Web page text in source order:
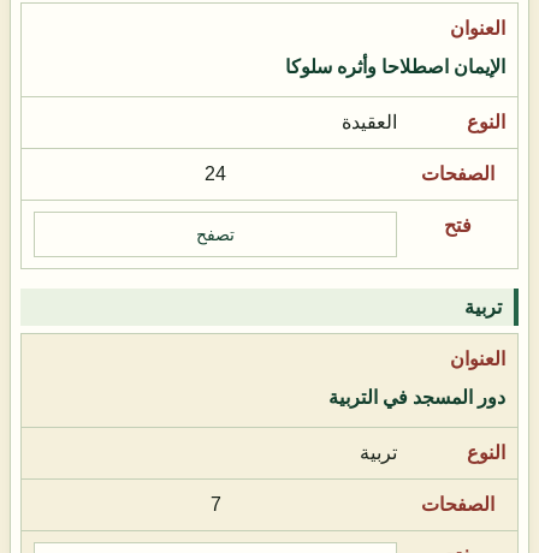
الإيمان اصطلاحا وأثره سلوكا
العقيدة
24
تصفح
تربية
دور المسجد في التربية
تربية
7